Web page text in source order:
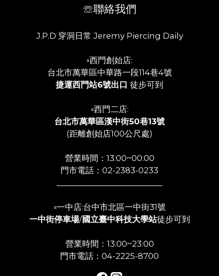
☏聯絡我們
J.P.D 穿洞日常 Jeremy Piercing Daily
▫️西門創始店:
台北市萬華區中華路一段114巷4號
捷運西門站6號出口 徒步可到
▫️西門二店:
台北市萬華區漢中街50巷13號
(距離創始店100公尺處)
營業時間：13:00~00:00
門市電話：02-2383-0233
▫️一中店:台中市北區一中街31號
一中街停車場/國立臺中科技大學站徒步可到
營業時間：13:00~23:00
門市電話：04-2225-8700